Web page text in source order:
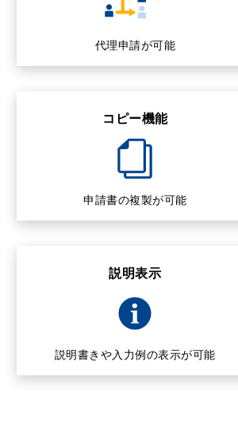
代理申請が可能
コピー機能
申請書の複製が可能
説明表示
説明書きや入力例の表示が可能